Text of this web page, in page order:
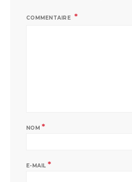
COMMENTAIRE
NOM *
E-MAIL *